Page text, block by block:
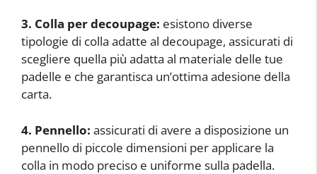
3. Colla per decoupage: esistono diverse
tipologie di colla adatte al decoupage, assicurati di
scegliere quella più adatta al materiale delle tue
padelle e che garantisca un’ottima adesione della
carta.
4. Pennello: assicurati di avere a disposizione un
pennello di piccole dimensioni per applicare la
colla in modo preciso e uniforme sulla padella.